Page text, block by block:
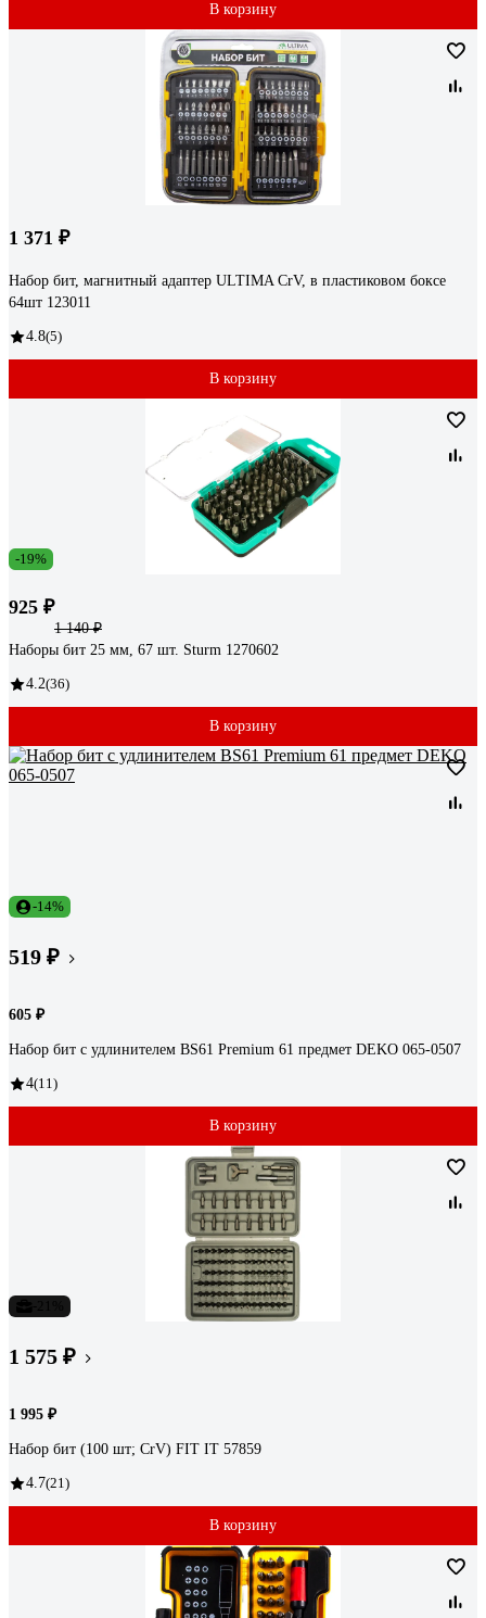
В корзину
1 371 ₽
Набор бит, магнитный адаптер ULTIMA CrV, в пластиковом боксе
64шт 123011
4.8(5)
В корзину
-19%
925 ₽
1 140 ₽
Наборы бит 25 мм, 67 шт. Sturm 1270602
4.2(36)
В корзину
-14%
519 ₽
605 ₽
Набор бит с удлинителем BS61 Premium 61 предмет DEKO 065-0507
4(11)
В корзину
1 575 ₽
1 995 ₽
Набор бит (100 шт; CrV) FIT IT 57859
4.7(21)
В корзину